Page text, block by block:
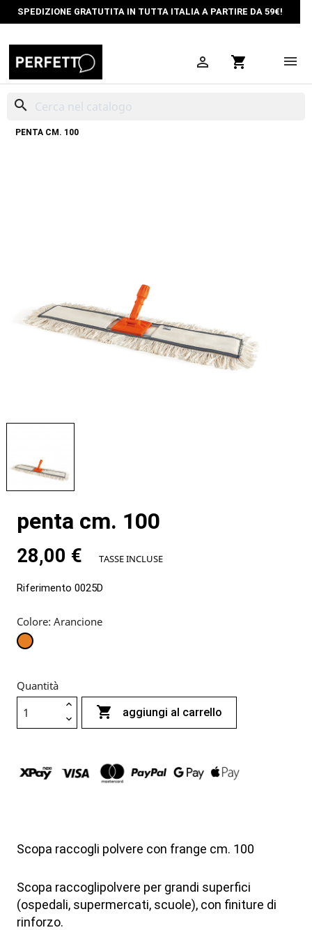
SPEDIZIONE GRATUTITA IN TUTTA ITALIA A PARTIRE DA 59€!
 shopping_cart
search
PENTA CM. 100
penta cm. 100
28,00 € TASSE INCLUSE
Riferimento 0025D
Colore: Arancione
Arancione
Quantità
 aggiungi al carrello
Scopa raccogli polvere con frange cm. 100
Scopa raccoglipolvere per grandi superfici
(ospedali, supermercati, scuole), con finiture di
rinforzo.